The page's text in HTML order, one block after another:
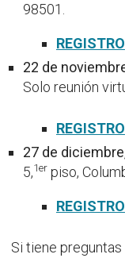
98501.
REGISTRO
22 de
Solo reunión
REGISTRO
27 de
5,1er piso,
REGISTRO
Si tiene